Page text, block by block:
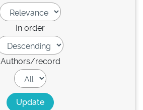
In order
Authors/record